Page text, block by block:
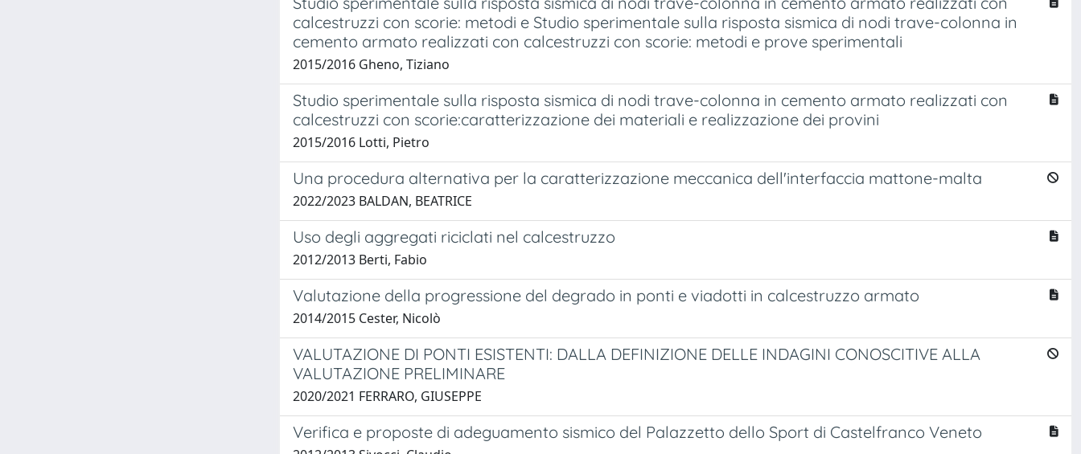
calcestruzzi con scorie: metodi e Studio sperimentale sulla risposta sismica di nodi trave-colonna in
cemento armato realizzati con calcestruzzi con scorie: metodi e prove sperimentali
2015/2016 Gheno, Tiziano
Studio sperimentale sulla risposta sismica di nodi trave-colonna in cemento armato realizzati con
calcestruzzi con scorie:caratterizzazione dei materiali e realizzazione dei provini
2015/2016 Lotti, Pietro
Una procedura alternativa per la caratterizzazione meccanica dell'interfaccia mattone-malta
2022/2023 BALDAN, BEATRICE
Uso degli aggregati riciclati nel calcestruzzo
2012/2013 Berti, Fabio
Valutazione della progressione del degrado in ponti e viadotti in calcestruzzo armato
2014/2015 Cester, Nicolò
VALUTAZIONE DI PONTI ESISTENTI: DALLA DEFINIZIONE DELLE INDAGINI CONOSCITIVE ALLA
VALUTAZIONE PRELIMINARE
2020/2021 FERRARO, GIUSEPPE
Verifica e proposte di adeguamento sismico del Palazzetto dello Sport di Castelfranco Veneto